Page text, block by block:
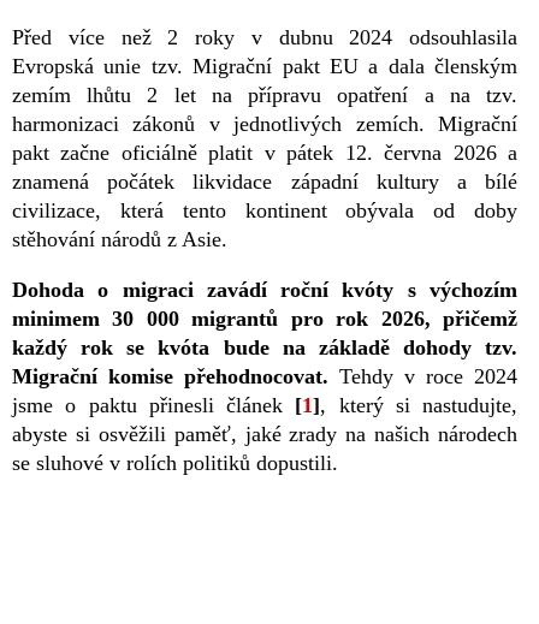
Před více než 2 roky v dubnu 2024 odsouhlasila
Evropská unie tzv. Migrační pakt EU a dala členským
zemím lhůtu 2 let na přípravu opatření a na tzv.
harmonizaci zákonů v jednotlivých zemích. Migrační
pakt začne oficiálně platit v pátek 12. června 2026 a
znamená počátek likvidace západní kultury a bílé
civilizace, která tento kontinent obývala od doby
stěhování národů z Asie.
Dohoda o migraci zavádí roční kvóty s výchozím
minimem 30 000 migrantů pro rok 2026, přičemž
každý rok se kvóta bude na základě dohody tzv.
Migrační komise přehodnocovat. Tehdy v roce 2024
jsme o paktu přinesli článek [1], který si nastudujte,
abyste si osvěžili paměť, jaké zrady na našich národech
se sluhové v rolích politiků dopustili.